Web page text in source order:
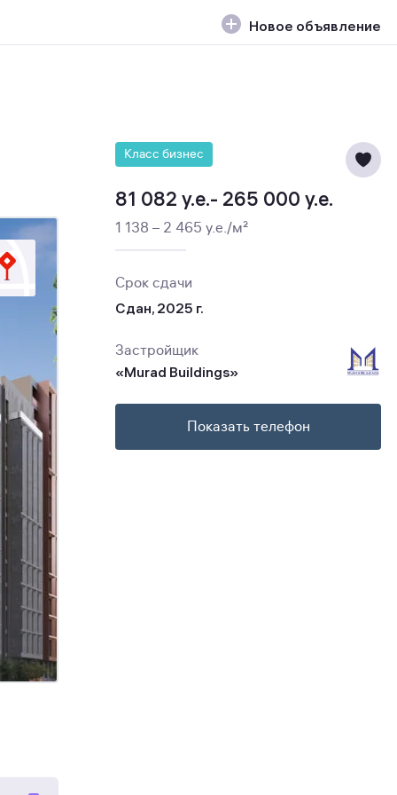
Новое объявление
Класс бизнес
81 082 y.e.- 265 000 y.e.
1 138 – 2 465 y.e./м²
Срок сдачи
Сдан, 2025 г.
Застройщик
«Murad Buildings»
Показать телефон